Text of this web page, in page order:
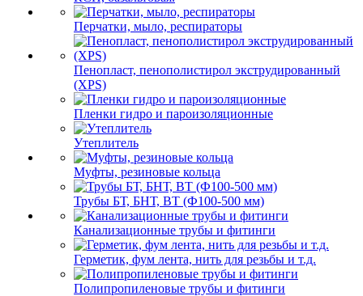
Перчатки, мыло, респираторы
Пенопласт, пенополистирол экструдированный
(XPS)
Пленки гидро и пароизоляционные
Утеплитель
Муфты, резиновые кольца
Трубы БТ, БНТ, ВТ (Ф100-500 мм)
Канализационные трубы и фитинги
Герметик, фум лента, нить для резьбы и т.д.
Полипропиленовые трубы и фитинги